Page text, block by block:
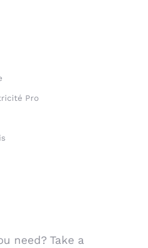
Pro
need? Take a